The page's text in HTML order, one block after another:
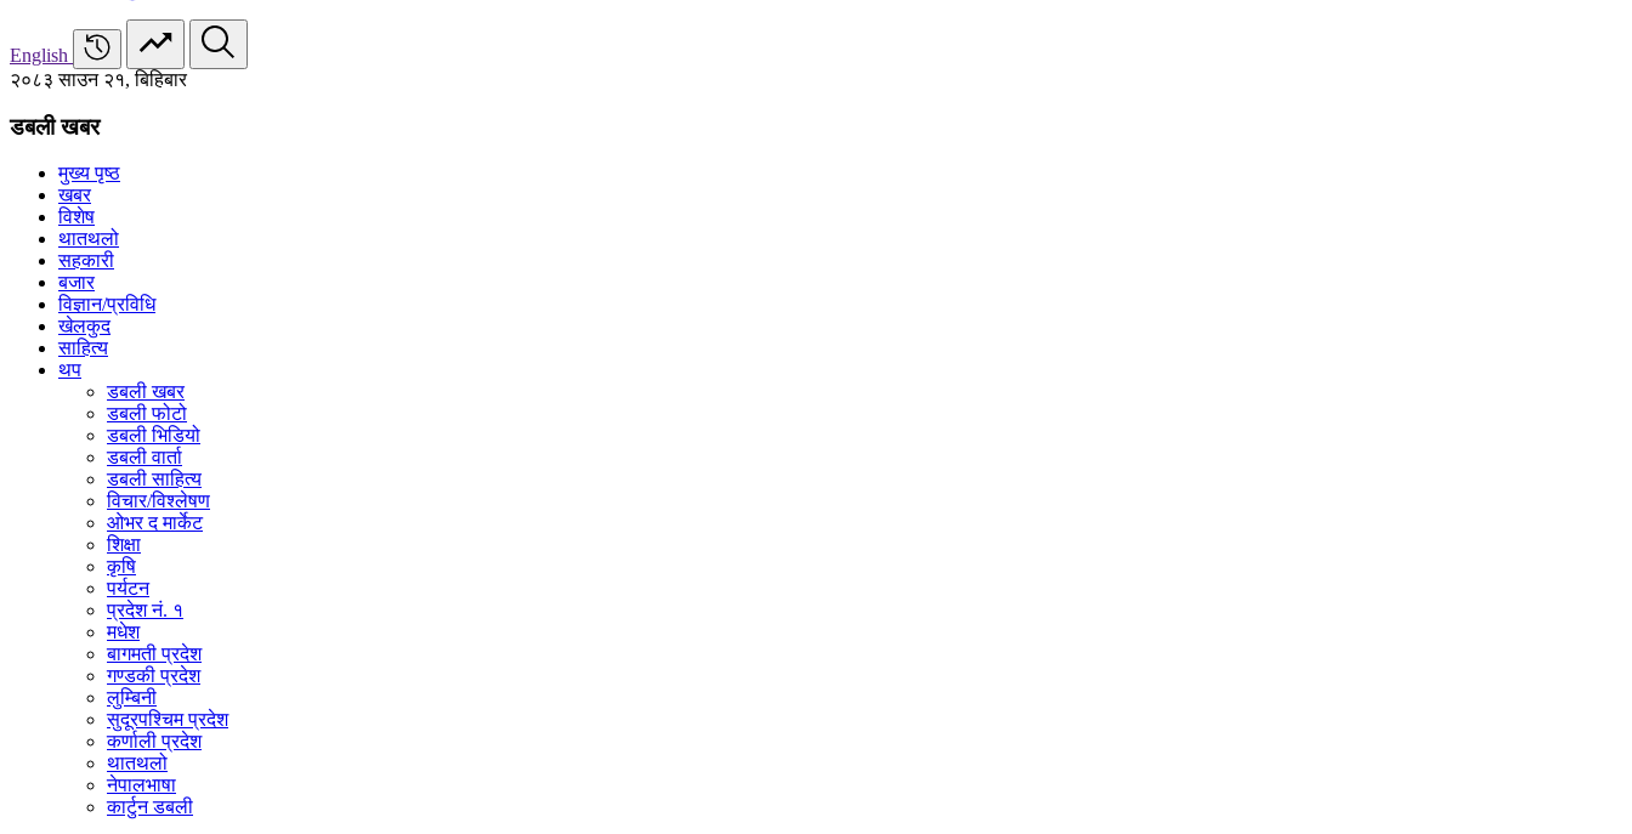
English
२०८३ साउन २१, बिहिबार
डबली खबर
मुख्य पृष्ठ
खबर
विशेष
थातथलो
सहकारी
बजार
विज्ञान/प्रविधि
खेलकुद
साहित्य
थप
डबली खबर
डबली फोटो
डबली भिडियो
डबली वार्ता
डबली साहित्य
विचार/विश्‍लेषण
ओभर द मार्केट
शिक्षा
कृषि
पर्यटन
प्रदेश नं. १
मधेश
बागमती प्रदेश
गण्डकी प्रदेश
लुम्बिनी
सुदूरपश्चिम प्रदेश
कर्णाली प्रदेश
थातथलो
नेपालभाषा
कार्टुन डबली